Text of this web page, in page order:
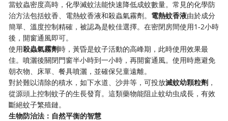
當蚊蟲密度高時，化學滅蚊法能快速降低成蚊數量。常見的化學防
治方法包括蚊香、電熱蚊香液和殺蟲氣霧劑。 電熱蚊香液由於成分
簡單、溫度控制精確，被認為是較佳選擇。在密閉房間使用1-2小時
後，開窗通風即可。
使用殺蟲氣霧劑時，黃昏是蚊子活動的高峰期，此時使用效果最
佳。噴灑後關閉門窗半小時到一小時，再開窗通風。使用時應避免
朝衣物、床單、餐具噴灑，並確保兒童遠離。
對於難以清除的積水，如下水道、沙井等，可投放滅蚊幼顆粒劑 ，
從源頭上控制蚊子的生長發育。這類藥物能阻止蚊幼虫成長，有效
斷絕蚊子繁殖鏈。
生物防治法：自然平衡的智慧